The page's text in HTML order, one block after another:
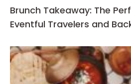
Brunch Takeaway: The
Eventful Travelers and